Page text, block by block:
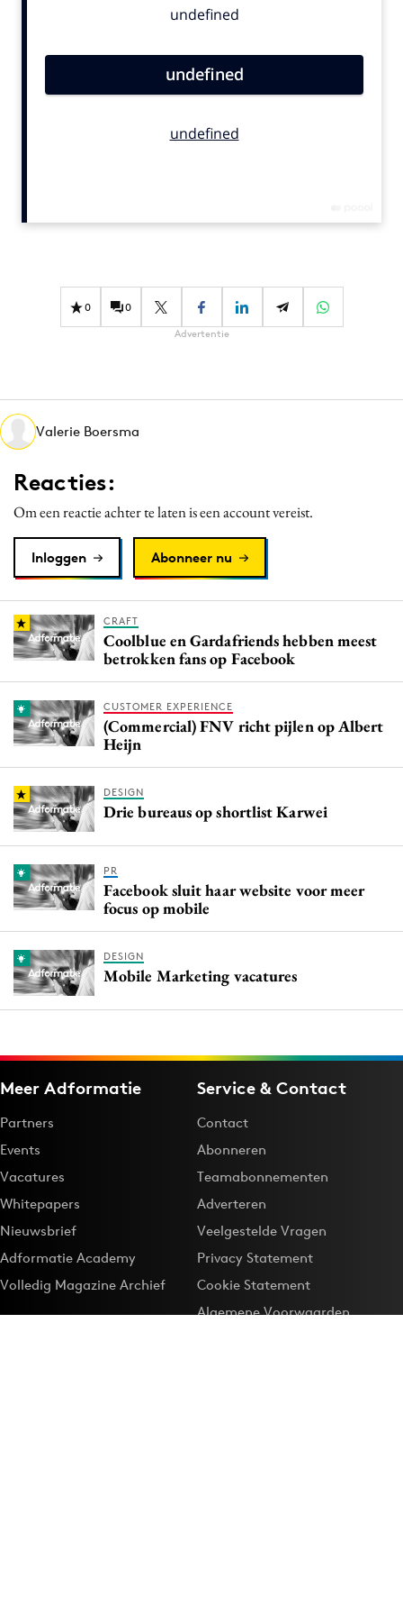
Contentmarketing
Effectiviteit
Gedragsverandering
Martech
Media
Merkstrategie
PR
Programmatic
Reputatie & crisis
0 0
Advertentie
Valerie Boersma
Reacties:
Om een reactie achter te laten is een account vereist.
Inloggen Abonneer nu
CRAFT
Coolblue en Gardafriends hebben meest
betrokken fans op Facebook
CUSTOMER EXPERIENCE
(Commercial) FNV richt pijlen op Albert
Heijn
DESIGN
Drie bureaus op shortlist Karwei
PR
Facebook sluit haar website voor meer
focus op mobile
DESIGN
Mobile Marketing vacatures
Meer Adformatie
Partners
Events
Vacatures
Whitepapers
Nieuwsbrief
Adformatie Academy
Volledig Magazine Archief
Service & Contact
Contact
Abonneren
Teamabonnementen
Adverteren
Veelgestelde Vragen
Privacy Statement
Cookie Statement
Algemene Voorwaarden